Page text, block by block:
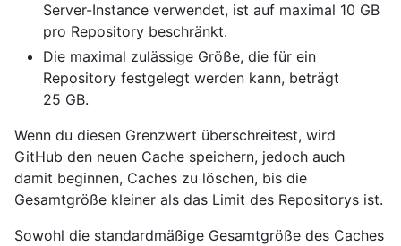
Server-Instance verwendet, ist auf maximal 10 GB
pro Repository beschränkt.
Die maximal zulässige Größe, die für ein
Repository festgelegt werden kann, beträgt
25 GB.
Wenn du diesen Grenzwert überschreitest, wird
GitHub den neuen Cache speichern, jedoch auch
damit beginnen, Caches zu löschen, bis die
Gesamtgröße kleiner als das Limit des Repositorys ist.
Sowohl die standardmäßige Gesamtgröße des Caches